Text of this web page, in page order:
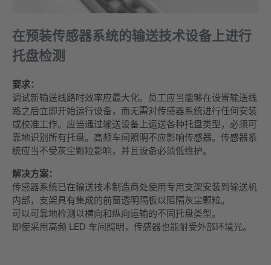
在预装传感器系统的输送技术设备上进行
托盘检测
要求：
调试新输送线路时效率应最大化。员工应当能够在设置输送线
路之后立即开始运行设备，而无需对传感器系统进行任何安装
或校准工作。应当通过输送设备上运送各种托盘类型，必须可
靠地识别所有托盘。高频车间照明不应影响传感器。传感器系
统应当不受灰尘颗粒影响，并且设备必须低维护。
解决方案：
传感器系统已在输送技术制造商处使用专用支架安装到输送机
内部，支架具有集成的前窗透明隔板以阻隔灰尘颗粒。
可以可靠地检测以横向和纵向运输的不同托盘类型。
即使采用高频 LED 车间照明，传感器也能耐受外部环境光。